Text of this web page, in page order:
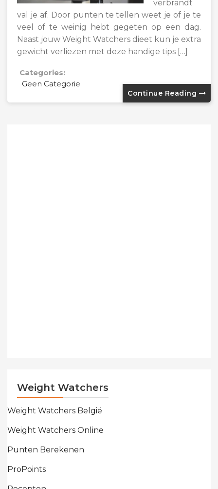
verbrandt
val je af. Door punten te tellen weet je of je te
veel of te weinig hebt gegeten op een dag.
Naast jouw Weight Watchers dieet kun je extra
gewicht verliezen met deze handige tips […]
Categories:
Geen Categorie
Continue Reading
Weight Watchers
Weight Watchers België
Weight Watchers Online
Punten Berekenen
ProPoints